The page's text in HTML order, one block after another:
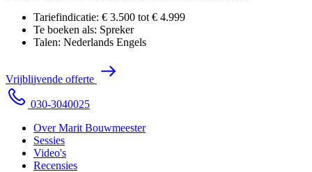
Tariefindicatie: € 3.500 tot € 4.999
Te boeken als: Spreker
Talen: Nederlands Engels
Vrijblijvende offerte
030-3040025
Over Marit Bouwmeester
Sessies
Video's
Recensies